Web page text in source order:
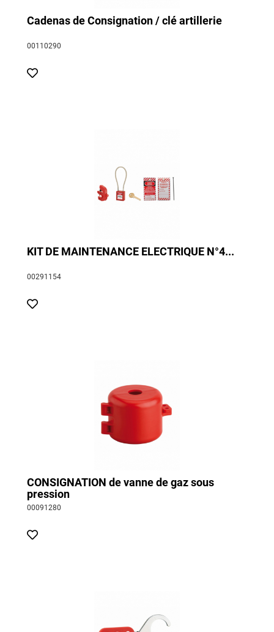
Cadenas de Consignation / clé artillerie
00110290
KIT DE MAINTENANCE ELECTRIQUE N°4...
00291154
CONSIGNATION de vanne de gaz sous
pression
00091280